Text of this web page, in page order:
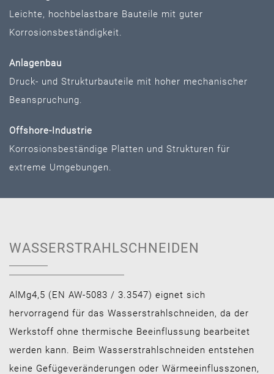
Leichte, hochbelastbare Bauteile mit guter
Korrosionsbeständigkeit.
Anlagenbau
Druck- und Strukturbauteile mit hoher mechanischer
Beanspruchung.
Offshore-Industrie
Korrosionsbeständige Platten und Strukturen für
extreme Umgebungen.
WASSERSTRAHLSCHNEIDEN
AlMg4,5 (EN AW-5083 / 3.3547) eignet sich
hervorragend für das Wasserstrahlschneiden, da der
Werkstoff ohne thermische Beeinflussung bearbeitet
werden kann. Beim Wasserstrahlschneiden entstehen
keine Gefügeveränderungen oder Wärmeeinflusszonen,